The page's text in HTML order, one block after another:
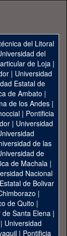
del Litoral
del
de Loja|
| Universidad
Estatal de
de Ambato |
de los Andes|
| Pontificia
| Universidad
de las
de
de Machala|
Nacional
de Bolivar
|
de Quito |
Santa Elena|
| Universidad
| Pontificia